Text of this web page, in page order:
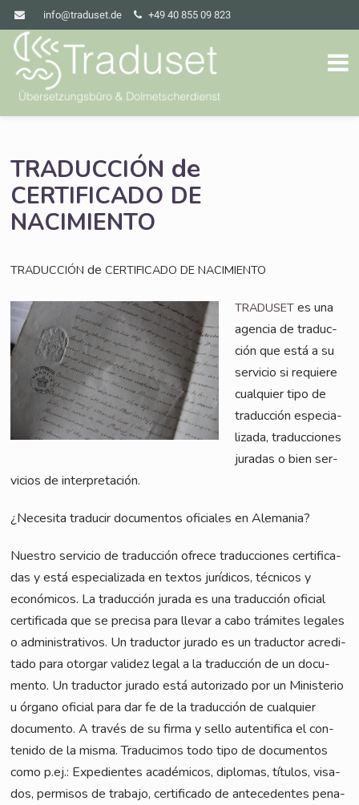
info@traduset.de +49 40 855 09 823
TRADUCCIÓN de
CERTIFICADO DE
NACIMIENTO
TRADUCCIÓN deCERTIFICADO DE NACIMIENTO
TRADUSET es una
agen­cia de tra­duc­
ción que está a su
ser­vicio si requie­re
cual­quier tipo de
tra­duc­ción espe­cia­
lizada, tra­duc­cio­nes
jura­das o bien ser­
vici­os de interpretación.
¿Nece­si­ta tra­du­cir docu­ment­os ofi­ci­a­les en Alemania?
Nues­tro ser­vicio de tra­duc­ción ofre­ce tra­duc­cio­nes cer­ti­fi­ca­
das y está espe­cia­lizada en tex­tos juríd­icos, téc­ni­cos y
econó­mi­cos. La tra­duc­ción jura­da es una tra­duc­ción ofi­ci­al
cer­ti­fi­ca­da que se pre­cisa para lle­var a cabo trá­mi­tes lega­les
o admi­nis­tra­tivos. Un tra­duc­tor jura­do es un tra­duc­tor acre­di­
ta­do para otor­gar vali­dez legal a la tra­duc­ción de un docu­
men­to. Un tra­duc­tor jura­do está auto­riz­ado por un Minis­te­rio
u órga­no ofi­ci­al para dar fe de la tra­duc­ción de cual­quier
docu­men­to. A tra­vés de su fir­ma y sel­lo auten­ti­fi­ca el con­
teni­do de la mis­ma. Tra­du­ci­mos todo tipo de docu­ment­os
como p.ej.: Expe­di­en­tes aca­dé­mi­cos, diplo­mas, títu­los, visa­
dos, perm­isos de tra­ba­jo, cer­ti­fi­ca­do de ante­ce­den­tes pena­